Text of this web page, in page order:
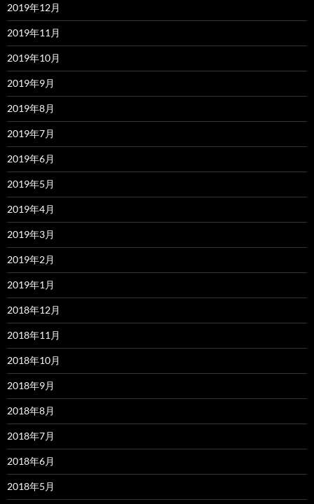
2019年12月
2019年11月
2019年10月
2019年9月
2019年8月
2019年7月
2019年6月
2019年5月
2019年4月
2019年3月
2019年2月
2019年1月
2018年12月
2018年11月
2018年10月
2018年9月
2018年8月
2018年7月
2018年6月
2018年5月